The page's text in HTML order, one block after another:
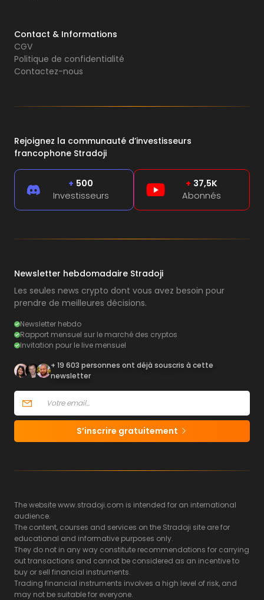
Contact & Informations
CGV
Politique de confidentialité
Contactez-nous
Rejoignez la communauté d’investisseurs
francophone Stradoji
+ 500
Investisseurs
+ 37,5K
Abonnés
Newsletter hebdomadaire Stradoji
Les seules news crypto dont vous avez besoin pour
prendre de meilleures décisions.
Newsletter hebdo
Rapport mensuel sur le marché des cryptos
Invitation pour le live mensuel
+ 19 603 personnes ont déjà souscris à cette
newsletter
S’inscrire gratuitement
The website www.stradoji.com is intended for an international
audience.
The content, courses and services on the Stradoji site are for
educational and informative purposes only.
They do not in any way constitute recommendations for carrying
out transactions and cannot be considered as an incentive to
buy or sell financial instruments.
Trading financial instruments involves a high level of risk, and
may not be suitable for everyone.